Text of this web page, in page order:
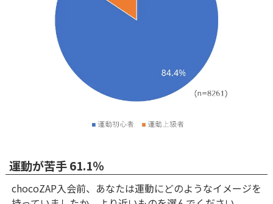
運動が苦手 61.1％
chocoZAP入会前、あなたは運動にどのようなイメージを